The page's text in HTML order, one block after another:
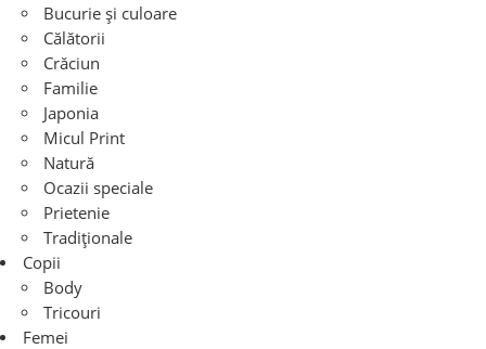
Bucurie și culoare
Călătorii
Crăciun
Familie
Japonia
Micul Print
Natură
Ocazii speciale
Prietenie
Tradiționale
Copii
Body
Tricouri
Femei